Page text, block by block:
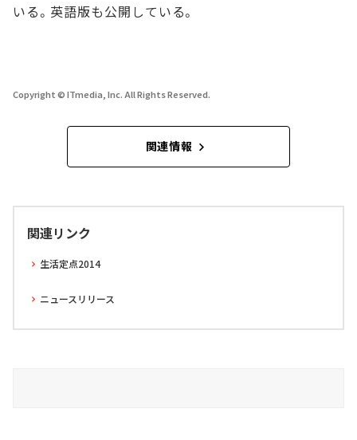
いる。英語版も公開している。
Copyright © ITmedia, Inc. All Rights Reserved.
関連情報
関連リンク
生活定点2014
ニュースリリース